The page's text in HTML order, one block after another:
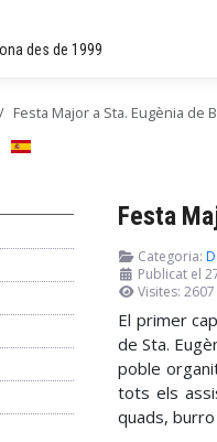
des de 1999
Festa Major a Sta. Eugènia de
Festa
Categoria:
Publicat el
Visites: 2607
El primer
de Sta.
poble
tots els
quads,